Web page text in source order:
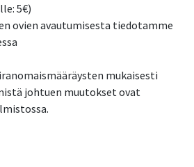
5€)
ovien avautumisesta tiedotamme
mukaisesti
johtuen muutokset ovat